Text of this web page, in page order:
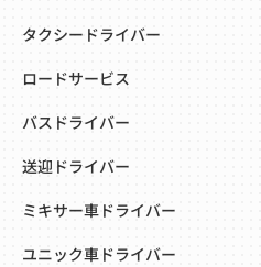
タクシードライバー
ロードサービス
バスドライバー
送迎ドライバー
ミキサー車ドライバー
ユニック車ドライバー